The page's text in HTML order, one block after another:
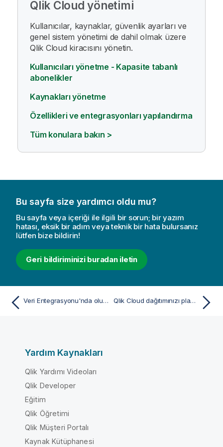
Qlik Cloud yönetimi
Kullanıcılar, kaynaklar, güvenlik ayarları ve
genel sistem yönetimi de dahil olmak üzere
Qlik Cloud kiracısını yönetin.
Kullanıcıları yönetme - Kapasite tabanlı
abonelikler
Kaynakları yönetme
Özellikleri ve entegrasyonları yapılandırma
Tüm konulara bakın >
Bu sayfa size yardımcı oldu mu?
Bu sayfa veya içeriği ile ilgili bir sorun; bir yazım
hatası, eksik bir adım veya teknik bir hata bulursanız
lütfen bize bildirin!
Geri bildiriminizi buradan iletin
Veri Entegrasyonu'nda oluşturulan veri kümelerini kullanarak bir analiz uygulaması oluşturma Qlik Cloud dağıtımınızı planlama
Yardım Kaynakları
Qlik Yardımı Videoları
Qlik Developer
Eğitim
Qlik Öğretimi
Qlik Müşteri Portalı
Kaynak Kütüphanesi